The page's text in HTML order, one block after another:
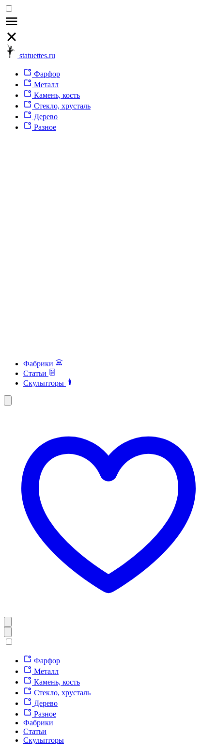
statuettes.ru
Фарфор
Металл
Камень, кость
Стекло, хрусталь
Дерево
Разное
Фабрики
Статьи
Скульпторы
Фарфор
Металл
Камень, кость
Стекло, хрусталь
Дерево
Разное
Фабрики
Статьи
Скульпторы